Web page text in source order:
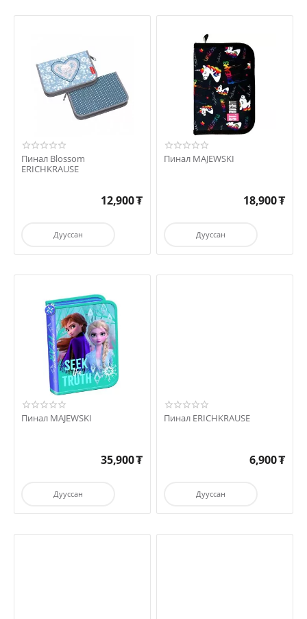
Пинал Blossom
ERICHKRAUSE
12,900₮
Дууссан
Пинал MAJEWSKI
18,900₮
Дууссан
Пинал MAJEWSKI
35,900₮
Дууссан
Пинал ERICHKRAUSE
6,900₮
Дууссан